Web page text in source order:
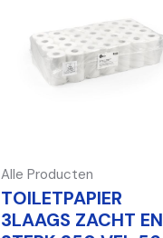
Alle Producten
TOILETPAPIER
3LAAGS ZACHT EN